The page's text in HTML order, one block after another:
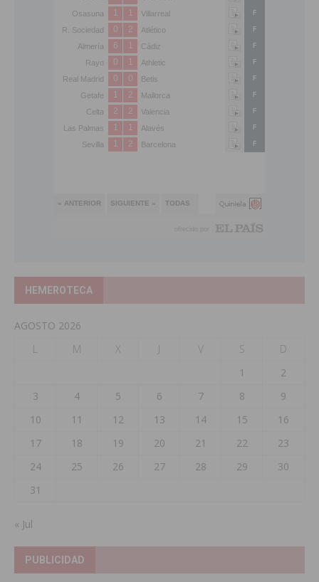
HEMEROTECA
AGOSTO 2026
L
M X J V S
D
1
2
3
4 5 6 7 8
9
10
11 12 13 14 15
16
17
18 19 20 21 22
23
24
25 26 27 28 29
30
31
« Jul
PUBLICIDAD